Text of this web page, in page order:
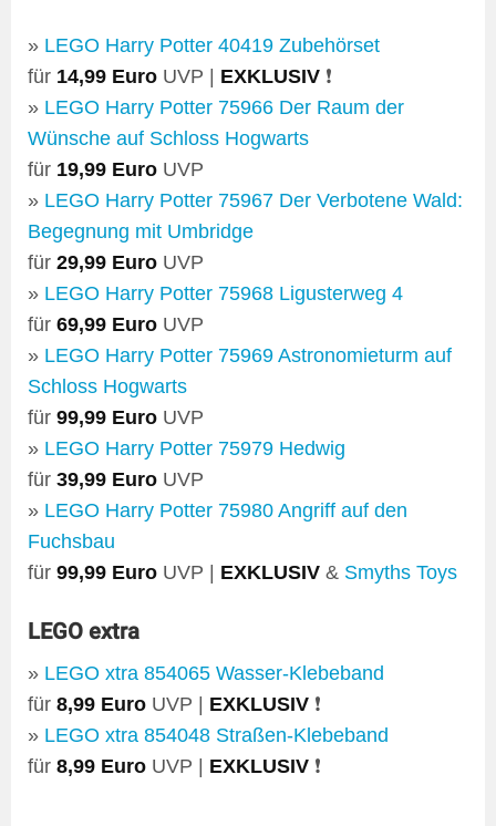
» LEGO Harry Potter 40419 Zubehörset
für 14,99 Euro UVP | EXKLUSIV ❗
» LEGO Harry Potter 75966 Der Raum der
Wünsche auf Schloss Hogwarts
für 19,99 Euro UVP
» LEGO Harry Potter 75967 Der Verbotene Wald:
Begegnung mit Umbridge
für 29,99 Euro UVP
» LEGO Harry Potter 75968 Ligusterweg 4
für 69,99 Euro UVP
» LEGO Harry Potter 75969 Astronomieturm auf
Schloss Hogwarts
für 99,99 Euro UVP
» LEGO Harry Potter 75979 Hedwig
für 39,99 Euro UVP
» LEGO Harry Potter 75980 Angriff auf den
Fuchsbau
für 99,99 Euro UVP | EXKLUSIV & Smyths Toys
LEGO extra
» LEGO xtra 854065 Wasser-Klebeband
für 8,99 Euro UVP | EXKLUSIV ❗
» LEGO xtra 854048 Straßen-Klebeband
für 8,99 Euro UVP | EXKLUSIV ❗